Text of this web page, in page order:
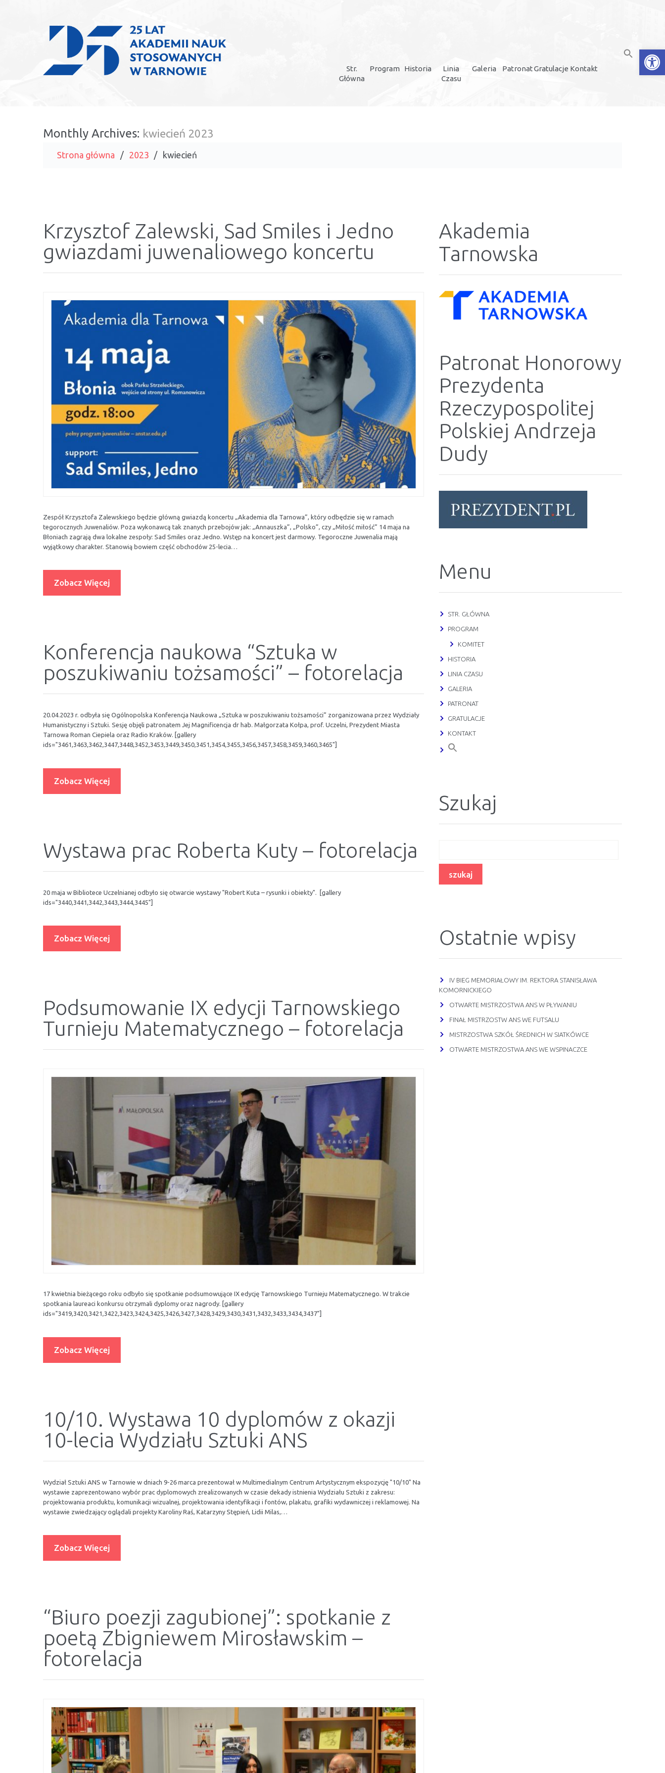
Str.
Główna
Program Historia
Linia
Czasu
Galeria PatronatGratulacje Kontakt
Monthly Archives: kwiecień 2023
Strona główna 2023 kwiecień
Krzysztof Zalewski, Sad Smiles i Jedno
gwiazdami juwenaliowego koncertu
Zespół Krzysztofa Zalewskiego będzie główną gwiazdą koncertu „Akademia dla Tarnowa”, który odbędzie się w ramach
tegorocznych Juwenaliów. Poza wykonawcą tak znanych przebojów jak: „Annauszka”, „Polsko”, czy „Miłość miłość” 14 maja na
Błoniach zagrają dwa lokalne zespoły: Sad Smiles oraz Jedno. Wstęp na koncert jest darmowy. Tegoroczne Juwenalia mają
wyjątkowy charakter. Stanowią bowiem część obchodów 25-lecia…
Zobacz Więcej
Konferencja naukowa “Sztuka w
poszukiwaniu tożsamości” – fotorelacja
20.04.2023 r. odbyła się Ogólnopolska Konferencja Naukowa „Sztuka w poszukiwaniu tożsamości” zorganizowana przez Wydziały
Humanistyczny i Sztuki. Sesję objęli patronatem Jej Magnificencja dr hab. Małgorzata Kołpa, prof. Uczelni, Prezydent Miasta
Tarnowa Roman Ciepiela oraz Radio Kraków. [gallery
ids="3461,3463,3462,3447,3448,3452,3453,3449,3450,3451,3454,3455,3456,3457,3458,3459,3460,3465"]
Zobacz Więcej
Wystawa prac Roberta Kuty – fotorelacja
20 maja w Bibliotece Uczelnianej odbyło się otwarcie wystawy "Robert Kuta – rysunki i obiekty". [gallery
ids="3440,3441,3442,3443,3444,3445"]
Zobacz Więcej
Podsumowanie IX edycji Tarnowskiego
Turnieju Matematycznego – fotorelacja
17 kwietnia bieżącego roku odbyło się spotkanie podsumowujące IX edycję Tarnowskiego Turnieju Matematycznego. W trakcie
spotkania laureaci konkursu otrzymali dyplomy oraz nagrody. [gallery
ids="3419,3420,3421,3422,3423,3424,3425,3426,3427,3428,3429,3430,3431,3432,3433,3434,3437"]
Zobacz Więcej
10/10. Wystawa 10 dyplomów z okazji
10-lecia Wydziału Sztuki ANS
Wydział Sztuki ANS w Tarnowie w dniach 9-26 marca prezentował w Multimedialnym Centrum Artystycznym ekspozycję "10/10" Na
wystawie zaprezentowano wybór prac dyplomowych zrealizowanych w czasie dekady istnienia Wydziału Sztuki z zakresu:
projektowania produktu, komunikacji wizualnej, projektowania identyfikacji i fontów, plakatu, grafiki wydawniczej i reklamowej. Na
wystawie zwiedzający oglądali projekty Karoliny Raś, Katarzyny Stępień, Lidii Milas,…
Zobacz Więcej
“Biuro poezji zagubionej”: spotkanie z
poetą Zbigniewem Mirosławskim –
fotorelacja
Akademia
Tarnowska
Patronat Honorowy
Prezydenta
Rzeczypospolitej
Polskiej Andrzeja
Dudy
Menu
STR. GŁÓWNA
PROGRAM
KOMITET
HISTORIA
LINIA CZASU
GALERIA
PATRONAT
GRATULACJE
KONTAKT
Szukaj
Ostatnie wpisy
IV BIEG MEMORIAŁOWY IM. REKTORA STANISŁAWA
KOMORNICKIEGO
OTWARTE MISTRZOSTWA ANS W PŁYWANIU
FINAŁ MISTRZOSTW ANS WE FUTSALU
MISTRZOSTWA SZKÓŁ ŚREDNICH W SIATKÓWCE
OTWARTE MISTRZOSTWA ANS WE WSPINACZCE